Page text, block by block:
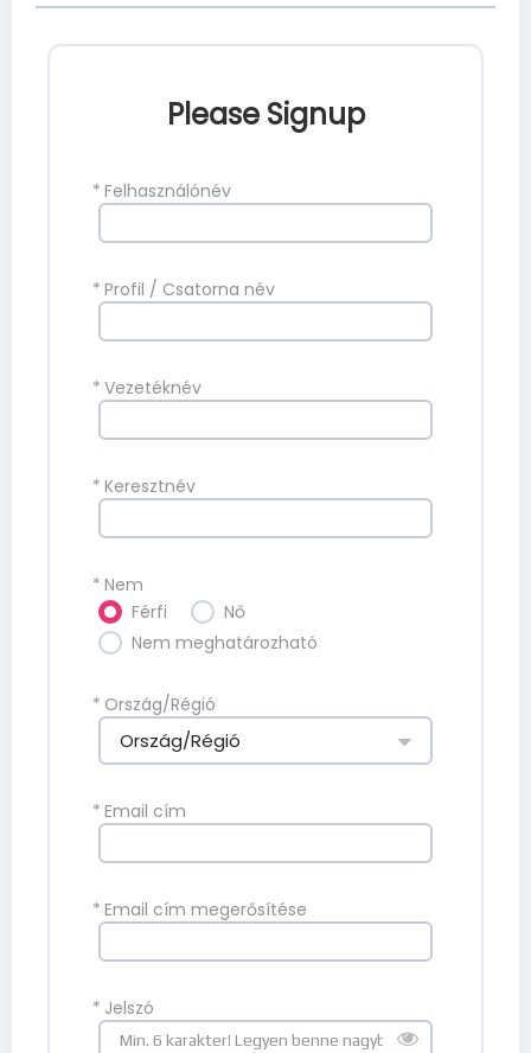
Please Signup
* Felhasználónév
* Profil / Csatorna név
* Vezetéknév
* Keresztnév
* Nem
Férfi
Nő
Nem meghatározható
* Ország/Régió
Ország/Régió
* Email cím
* Email cím megerősítése
* Jelszó